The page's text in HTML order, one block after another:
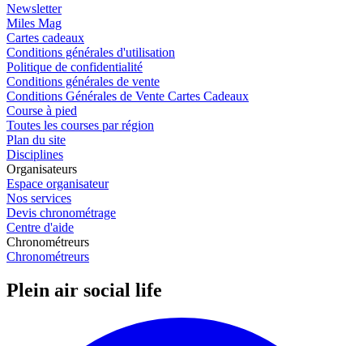
Newsletter
Miles Mag
Cartes cadeaux
Conditions générales d'utilisation
Politique de confidentialité
Conditions générales de vente
Conditions Générales de Vente Cartes Cadeaux
Course à pied
Toutes les courses par région
Plan du site
Disciplines
Organisateurs
Espace organisateur
Nos services
Devis chronométrage
Centre d'aide
Chronométreurs
Chronométreurs
Plein air social life